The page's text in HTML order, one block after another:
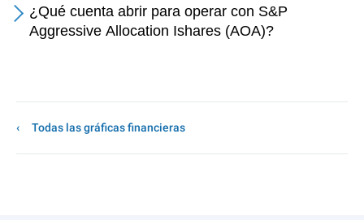
¿Qué cuenta abrir para operar con S&P
Aggressive Allocation Ishares (AOA)?
Todas las gráficas financieras